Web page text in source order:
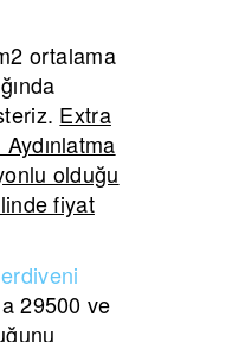
ortalama
Extra
olduğu
fiyat
29500 ve